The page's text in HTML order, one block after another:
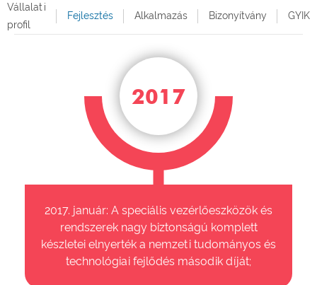
Vállalati
profil
Fejlesztés Alkalmazás Bizonyítvány GYIK
2017
2017. január: A speciális vezérlőeszközök és
rendszerek nagy biztonságú komplett
készletei elnyerték a nemzeti tudományos és
technológiai fejlődés második díját;